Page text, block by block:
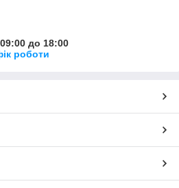
до 18:00
роботи